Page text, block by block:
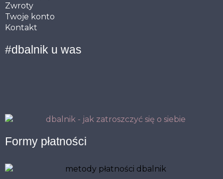
Zwroty
Twoje konto
Kontakt
#dbalnik u was
Formy płatności